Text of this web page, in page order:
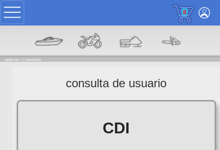
0
estas en: -> consultas
consulta de usuario
CDI